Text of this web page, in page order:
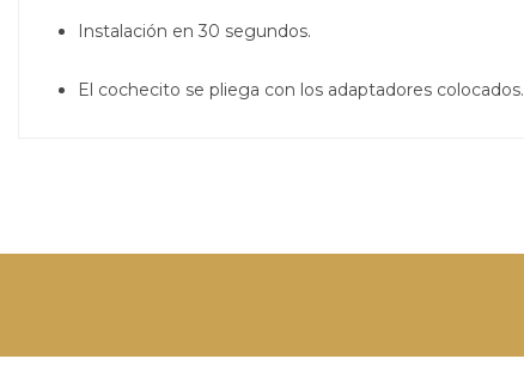
Instalación en 30 segundos.
El cochecito se pliega con los adaptadores colocados.